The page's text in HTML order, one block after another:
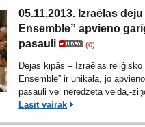
05.11.2013. Izraēlas
Ensemble” apvieno
pasauli
(0)
Dejas kipās – Izraēlas reliģisko
Ensemble” ir unikāla, jo
pasauli vēl neredzētā veidā,-
Lasīt vairāk